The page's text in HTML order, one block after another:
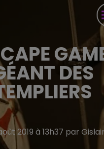
DES
2019 à 13h37 par